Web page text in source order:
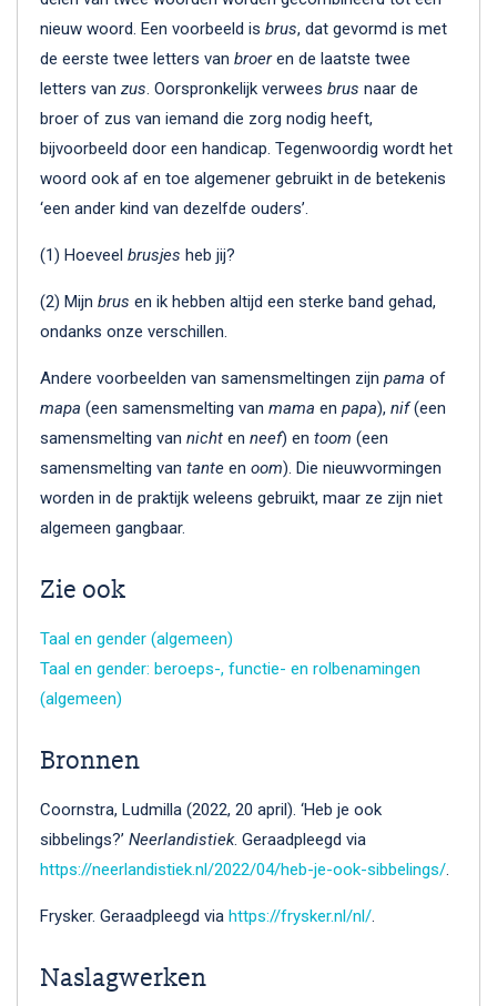
nieuw woord. Een voorbeeld is brus, dat gevormd is met
de eerste twee letters van broeren de laatste twee
letters van zus. Oorspronkelijk verwees brus naar de
broer of zus van iemand die zorg nodig heeft,
bijvoorbeeld door een handicap. Tegenwoordig wordt het
woord ook af en toe algemener gebruikt in de betekenis
‘een ander kind van dezelfde ouders’.
(1) Hoeveel brusjes heb jij?
(2) Mijn brus en ik hebben altijd een sterke band gehad,
ondanks onze verschillen.
Andere voorbeelden van samensmeltingen zijn pama of
mapa (een samensmelting van mama en papa), nif(een
samensmelting van nicht en neef) en toom (een
samensmelting van tante en oom). Die nieuwvormingen
worden in de praktijk weleens gebruikt, maar ze zijn niet
algemeen gangbaar.
Zie ook
Taal en gender (algemeen)
Taal en gender: beroeps-, functie- en rolbenamingen
(algemeen)
Bronnen
Coornstra, Ludmilla (2022, 20 april). ‘Heb je ook
sibbelings?’ Neerlandistiek. Geraadpleegd via
https://neerlandistiek.nl/2022/04/heb-je-ook-sibbelings/.
Frysker. Geraadpleegd via https://frysker.nl/nl/.
Naslagwerken